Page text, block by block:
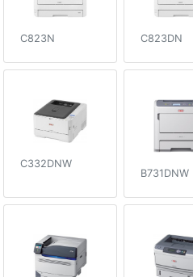
C823N C823DN
C332DNW
B731DNW